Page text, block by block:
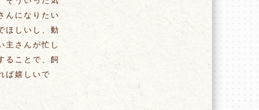
んになりたい
ほしいし、動
主さんが忙し
ることで、飼
ば嬉しいで